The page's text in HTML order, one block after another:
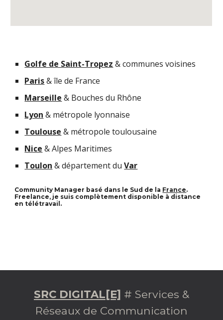
Golfe de Saint-Tropez & communes voisines
Paris &île de France
Marseille & Bouches du Rhône
Lyon & métropole lyonnaise
Toulouse & métropole toulousaine
Nice &Alpes Maritimes
Toulon &département duVar
Community Manager basé dans le Sud de la France.
Freelance, je suis complètement disponible à distance
en télétravail.
SRC DIGITAL[E] # Services &
Réseaux de Communication